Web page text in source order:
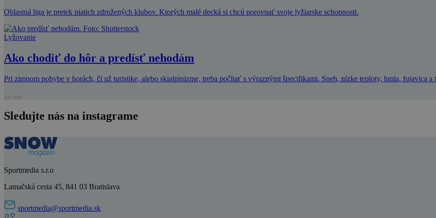
Oblastná liga je pretek piatich združených klubov. Ktorých malé decká si chcú porovnať svoje lyžiarske schopnosti.
Lyžovanie
Ako chodiť do hôr a predísť nehodám
Pri zimnom pohybe v horách, či už turistike, alebo skialpinizme, treba počítať s výraznými špecifikami. Sneh, nízke teploty, hmla, fujavica a
Sledujte nás na instagrame
Sportmedia s.r.o
Lamačská cesta 45, 841 03 Bratislava
sportmedia@sportmedia.sk